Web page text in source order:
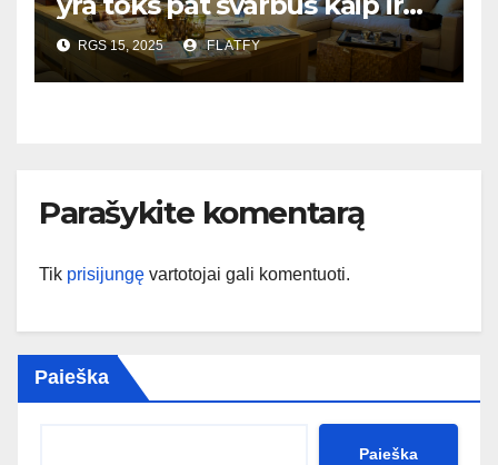
dizainas?
RGS 15, 2025 FLATFY
Parašykite komentarą
Tik prisijungę vartotojai gali komentuoti.
Paieška
Paieška